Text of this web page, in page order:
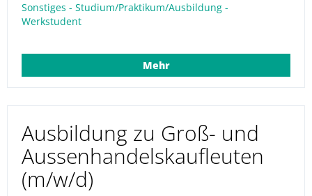
Sonstiges - Studium/Praktikum/Ausbildung -
Werkstudent
Mehr
Ausbildung zu Groß- und
Aussenhandelskaufleuten
(m/w/d)